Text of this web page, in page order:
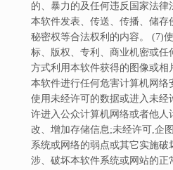
的、暴力的及任何违反国家法律
本软件发表、传送、传播、储存
秘密权等合法权利的内容。 (7)
标、版权、专利、商业机密或任
方式利用本软件获得的图像或相
本软件进行任何危害计算机网络
使用未经许可的数据或进入未
许进入公众计算机网络或者他人
改、增加存储信息;未经许可,企
系统或网络的弱点或其它实施
涉、破坏本软件系统或网站的